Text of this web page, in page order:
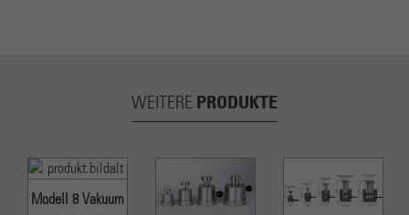
WEITERE PRODUKTE
Modell 8 Vakuum